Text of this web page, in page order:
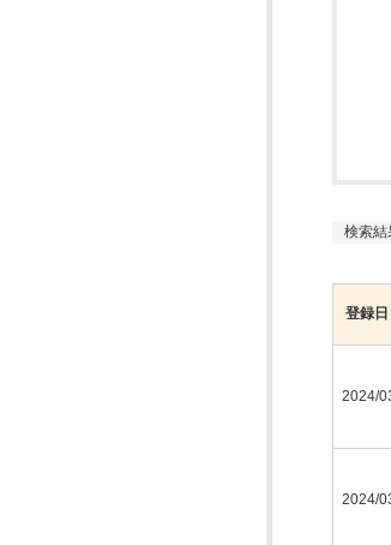
検索結
登録日
2024/
2024/